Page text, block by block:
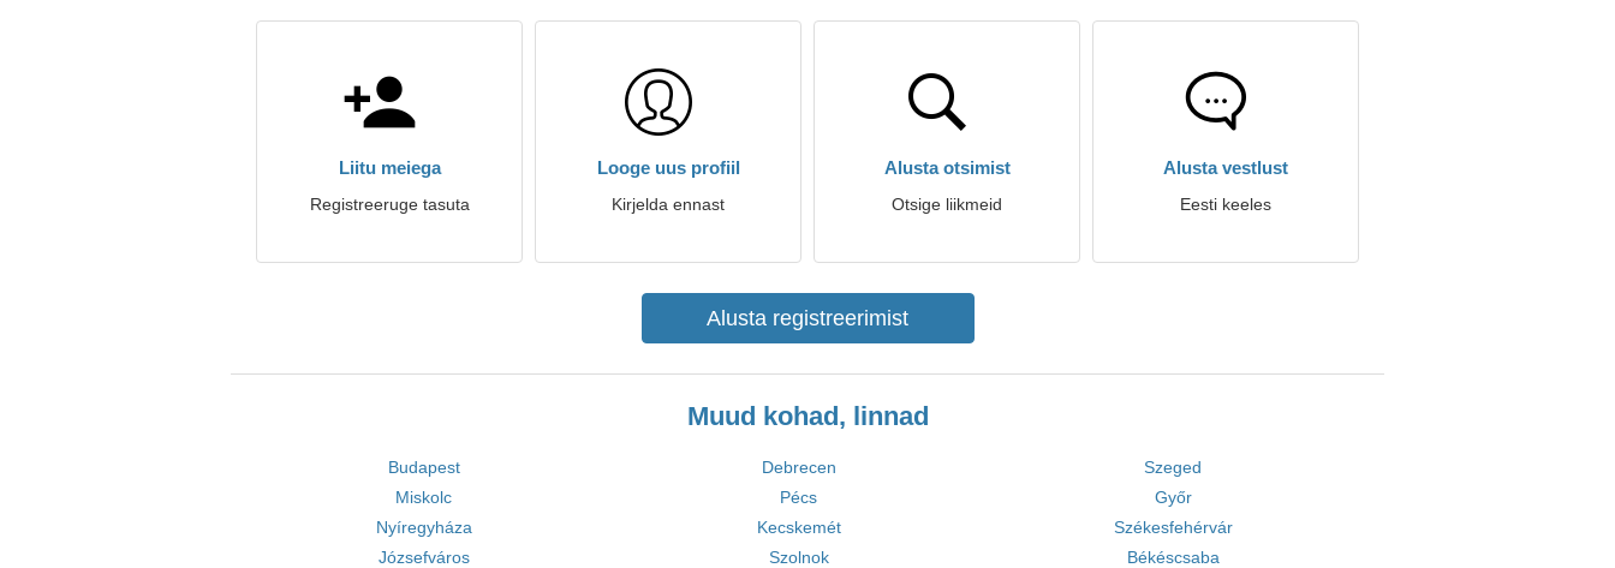
Liitu meiega
Registreeruge tasuta
Looge uus profiil
Kirjelda ennast
Alusta otsimist
Otsige liikmeid
Alusta vestlust
Eesti keeles
Alusta registreerimist
Muud kohad, linnad
Budapest Debrecen
Szeged
Miskolc
Pécs
Győr
Nyíregyháza
Kecskemét
Székesfehérvár
Józsefváros
Szolnok Békéscsaba